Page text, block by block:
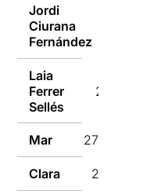
Jordi
Ciurana
Fernández
Laia
Ferrer
Sellés
27/12/2016
Mar 27/12/2016
Clara 27/12/2016